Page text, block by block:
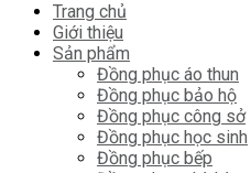
Trang chủ
Giới thiệu
Sản phẩm
Đồng phục áo thun
Đồng phục bảo hộ
Đồng phục công sở
Đồng phục học sinh
Đồng phục bếp